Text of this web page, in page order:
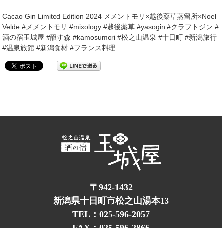
Cacao Gin Limited Edition 2024 メメントモリ×越後薬草蒸留所×Noel
Velde #メメントモリ #mixology #越後薬草 #yasogin #クラフトジン #
酒の宿玉城屋 #醸す森 #kamosumori #松之山温泉 #十日町 #新潟旅行
#温泉旅館 #新潟食材 #フランス料理
〒942-1432
新潟県十日町市松之山湯本13
TEL：025-596-2057